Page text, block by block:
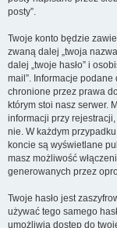
posty”.
Twoje konto będzie
zwaną dalej „twoja
dalej „twoje hasło” i
mail”. Informacje podane
chronione przez prawa
którym stoi nasz serwer.
informacji przy
nie. W każdym
koncie są wyświetlane
masz możliwość
generowanych przez
Twoje hasło jest
używać tego samego
umożliwia dostęp do